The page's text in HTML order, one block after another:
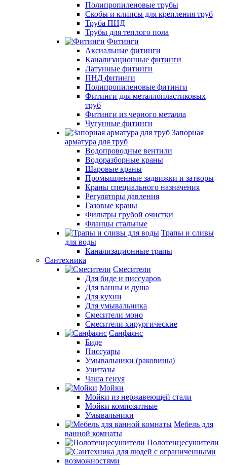
Полипропиленовые трубы
Скобы и клипсы для крепления труб
Труба ПНД
Трубы для теплого пола
Фитинги
Аксиальные фитинги
Канализационные фитинги
Латунные фитинги
ПНД фитинги
Полипропиленовые фитинги
Фитинги для металлопластиковых
труб
Фитинги из черного металла
Чугунные фитинги
Запорная
арматура для труб
Водопроводные вентили
Водоразборные краны
Шаровые краны
Промышленные задвижки и затворы
Краны специального назначения
Регуляторы давления
Газовые краны
Фильтры грубой очистки
Фланцы стальные
Трапы и сливы
для воды
Канализационные трапы
Сантехника
Смесители
Для биде и писсуаров
Для ванны и душа
Для кухни
Для умывальника
Смесители моно
Смесители хирургические
Санфаянс
Биде
Писсуары
Умывальники (раковины)
Унитазы
Чаша генуя
Мойки
Мойки из нержавеющей стали
Мойки композитные
Умывальники
Мебель для
ванной комнаты
Полотенцесушители